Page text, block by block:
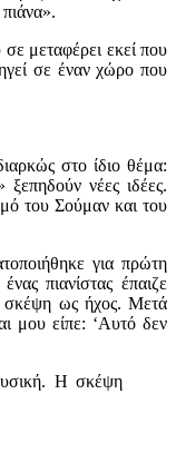
μεταφέρει εκεί που
σε έναν χώρο που
στο ίδιο θέμα:
νέες ιδέες.
του Σούμαν και του
για πρώτη
πιανίστας έπαιζε
σκέψη ως ήχος. Μετά
μου είπε: ‘Αυτό δεν
Η σκέψη